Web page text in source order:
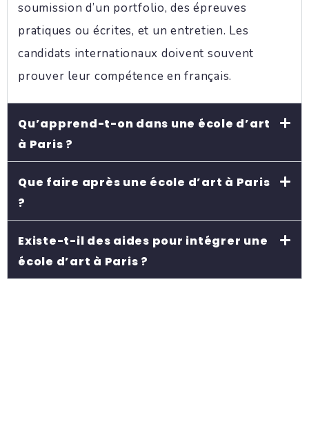
soumission d’un portfolio, des épreuves
pratiques ou écrites, et un entretien. Les
candidats internationaux doivent souvent
prouver leur compétence en français.
Qu’apprend-t-on dans une école d’art
à Paris ?
Que faire après une école d’art à Paris
?
Existe-t-il des aides pour intégrer une
école d’art à Paris ?